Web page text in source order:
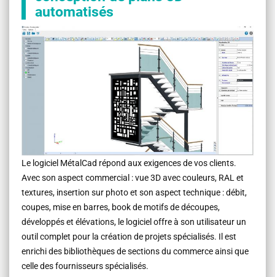
automatisés
Le logiciel MétalCad répond aux exigences de vos clients.
Avec son aspect commercial : vue 3D avec couleurs, RAL et
textures, insertion sur photo et son aspect technique : débit,
coupes, mise en barres, book de motifs de découpes,
développés et élévations, le logiciel offre à son utilisateur un
outil complet pour la création de projets spécialisés. Il est
enrichi des bibliothèques de sections du commerce ainsi que
celle des fournisseurs spécialisés.